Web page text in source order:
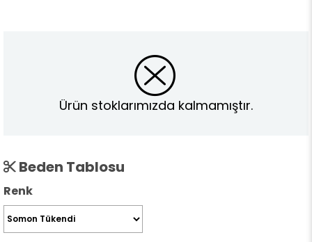
Ürün stoklarımızda kalmamıştır.
Beden Tablosu
Renk